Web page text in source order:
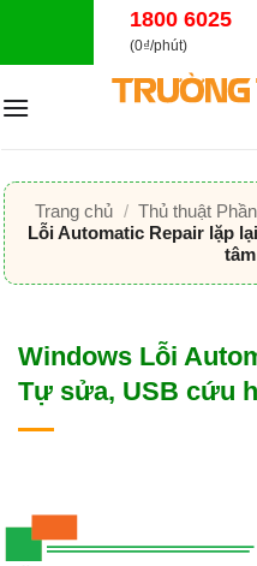
dung
1800 6025
(0₫/phút)
Trang chủ / Thủ thuật
Lỗi Automatic Repair lặp
Windows Lỗi
Tự sửa, USB cứu